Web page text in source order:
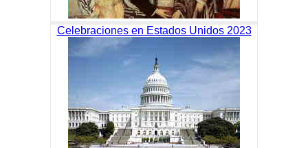
Celebraciones en Estados Unidos 2023